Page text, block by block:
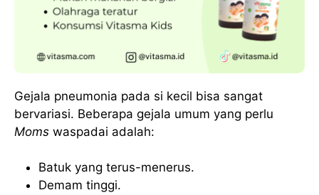
Gejala pneumonia pada si kecil bisa sangat
bervariasi. Beberapa gejala umum yang perlu
Moms waspadai adalah:
Batuk yang terus-menerus.
Demam tinggi.